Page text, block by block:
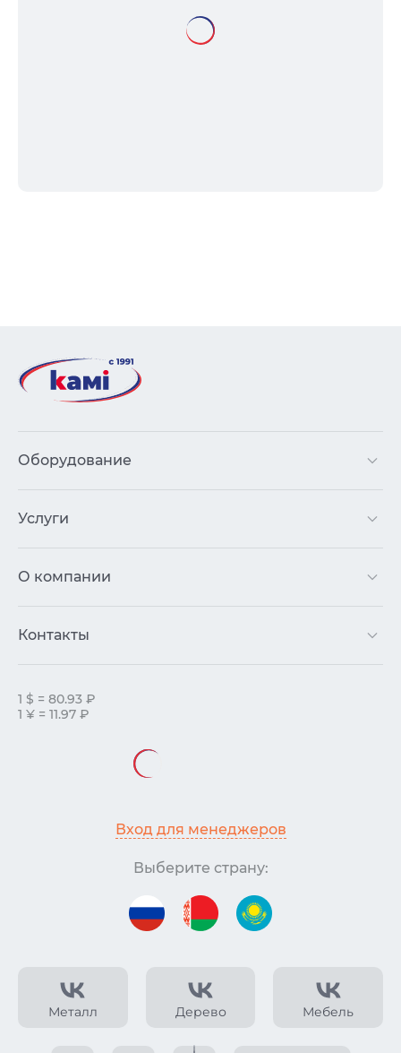
Металл Дерево Мебель
Оборудование
Услуги
О компании
Контакты
1 $ = 80.93 ₽
1 ¥ = 11.97 ₽
Вход для менеджеров
Выберите страну: